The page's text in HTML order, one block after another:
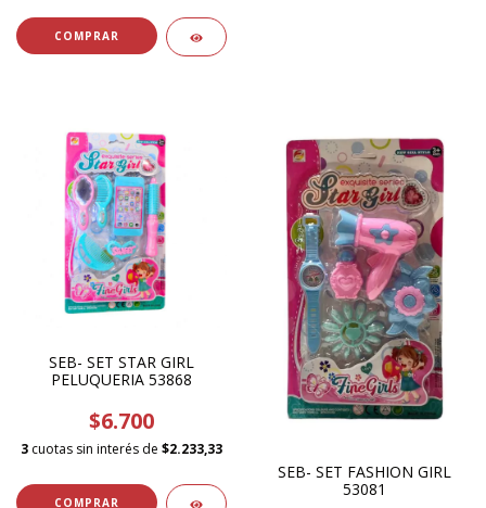
SEB- SET STAR GIRL
PELUQUERIA 53868
$6.700
3 cuotas sin interés de $2.233,33
SEB- SET FASHION GIRL
53081